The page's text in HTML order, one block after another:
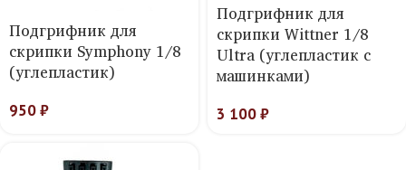
Подгрифник для
скрипки Symphony 1/8
(углепластик)
950₽
Подгрифник для
скрипки Wittner 1/8
Ultra (углепластик с
машинками)
3 100₽